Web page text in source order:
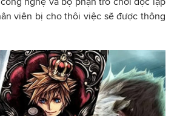
viên bị cho thôi việc sẽ được thông